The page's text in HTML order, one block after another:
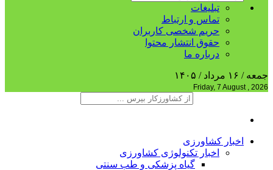
تبلیغات
تماس و ارتباط
حریم شخصی کاربران
حقوق انتشار محتوا
درباره ما
جمعه / ۱۶ مرداد / ۱۴۰۵
Friday, 7 August , 2026
اخبار کشاورزی
اخبار تکنولوژی کشاورزی
گیاه پزشکی و طب سنتی